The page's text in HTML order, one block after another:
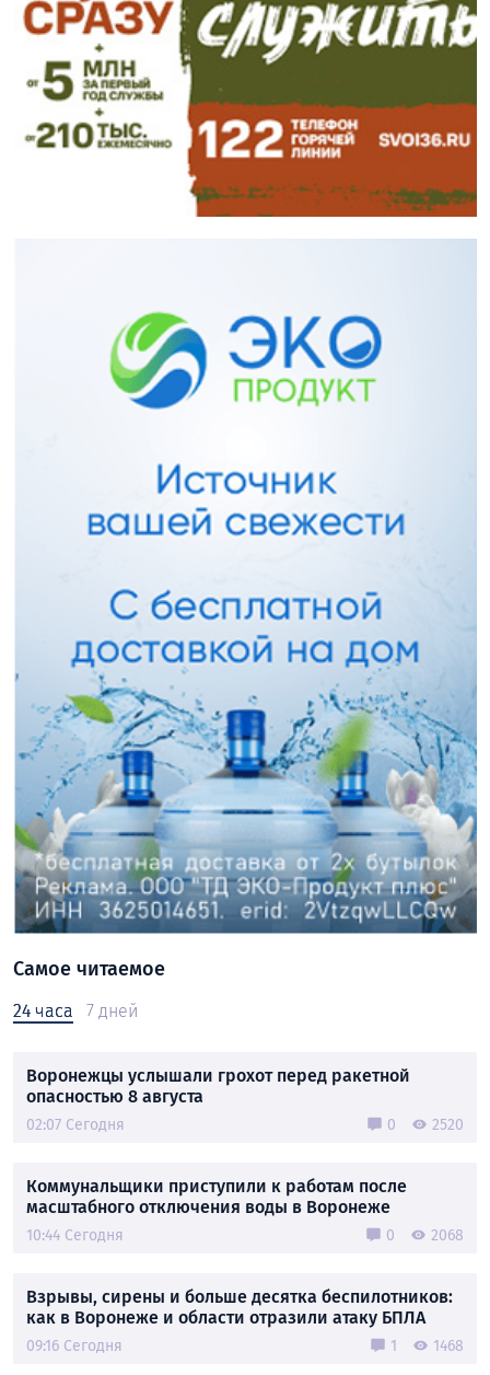
Самое читаемое
24 часа 7 дней
Воронежцы услышали грохот перед ракетной
опасностью 8 августа
02:07 Сегодня 0 2520
Коммунальщики приступили к работам после
масштабного отключения воды в Воронеже
10:44 Сегодня 0 2068
Взрывы, сирены и больше десятка беспилотников:
как в Воронеже и области отразили атаку БПЛА
09:16 Сегодня 1 1468